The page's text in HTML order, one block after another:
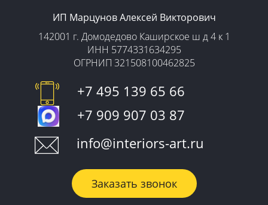
ИП Марцунов Алексей Викторович
142001 г. Домодедово Каширское ш д 4 к 1
ИНН 5774331634295
ОГРНИП 321508100462825
+7 495 139 65 66
+7 909 907 03 87
info@interiors-art.ru
Заказать звонок